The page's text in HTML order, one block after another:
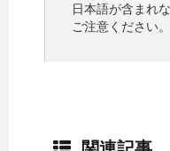
日本語が含まれ
ご注意ください